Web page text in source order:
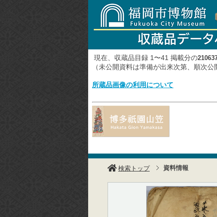
現在、収蔵品目録 1〜41 掲載分の
（未公開資料は準備が出来次第、順次
所蔵品画像の利用について
検索トップ 資料情報